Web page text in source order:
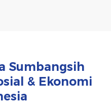
Sumbangsih
& Ekonomi